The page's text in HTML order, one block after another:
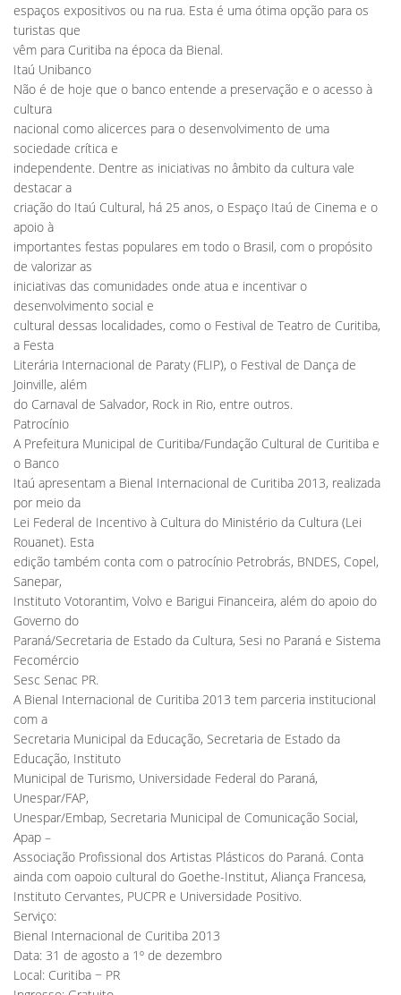
espaços expositivos ou na rua. Esta é uma ótima opção para os
turistas que
vêm para Curitiba na época da Bienal.
Itaú Unibanco
Não é de hoje que o banco entende a preservação e o acesso à
cultura
nacional como alicerces para o desenvolvimento de uma
sociedade crítica e
independente. Dentre as iniciativas no âmbito da cultura vale
destacar a
criação do Itaú Cultural, há 25 anos, o Espaço Itaú de Cinema e o
apoio à
importantes festas populares em todo o Brasil, com o propósito
de valorizar as
iniciativas das comunidades onde atua e incentivar o
desenvolvimento social e
cultural dessas localidades, como o Festival de Teatro de Curitiba,
a Festa
Literária Internacional de Paraty (FLIP), o Festival de Dança de
Joinville, além
do Carnaval de Salvador, Rock in Rio, entre outros.
Patrocínio
A Prefeitura Municipal de Curitiba/Fundação Cultural de Curitiba e
o Banco
Itaú apresentam a Bienal Internacional de Curitiba 2013, realizada
por meio da
Lei Federal de Incentivo à Cultura do Ministério da Cultura (Lei
Rouanet). Esta
edição também conta com o patrocínio Petrobrás, BNDES, Copel,
Sanepar,
Instituto Votorantim, Volvo e Barigui Financeira, além do apoio do
Governo do
Paraná/Secretaria de Estado da Cultura, Sesi no Paraná e Sistema
Fecomércio
Sesc Senac PR.
A Bienal Internacional de Curitiba 2013 tem parceria institucional
com a
Secretaria Municipal da Educação, Secretaria de Estado da
Educação, Instituto
Municipal de Turismo, Universidade Federal do Paraná,
Unespar/FAP,
Unespar/Embap, Secretaria Municipal de Comunicação Social,
Apap –
Associação Profissional dos Artistas Plásticos do Paraná. Conta
ainda com oapoio cultural do Goethe-Institut, Aliança Francesa,
Instituto Cervantes, PUCPR e Universidade Positivo.
Serviço:
Bienal Internacional de Curitiba 2013
Data: 31 de agosto a 1º de dezembro
Local: Curitiba − PR